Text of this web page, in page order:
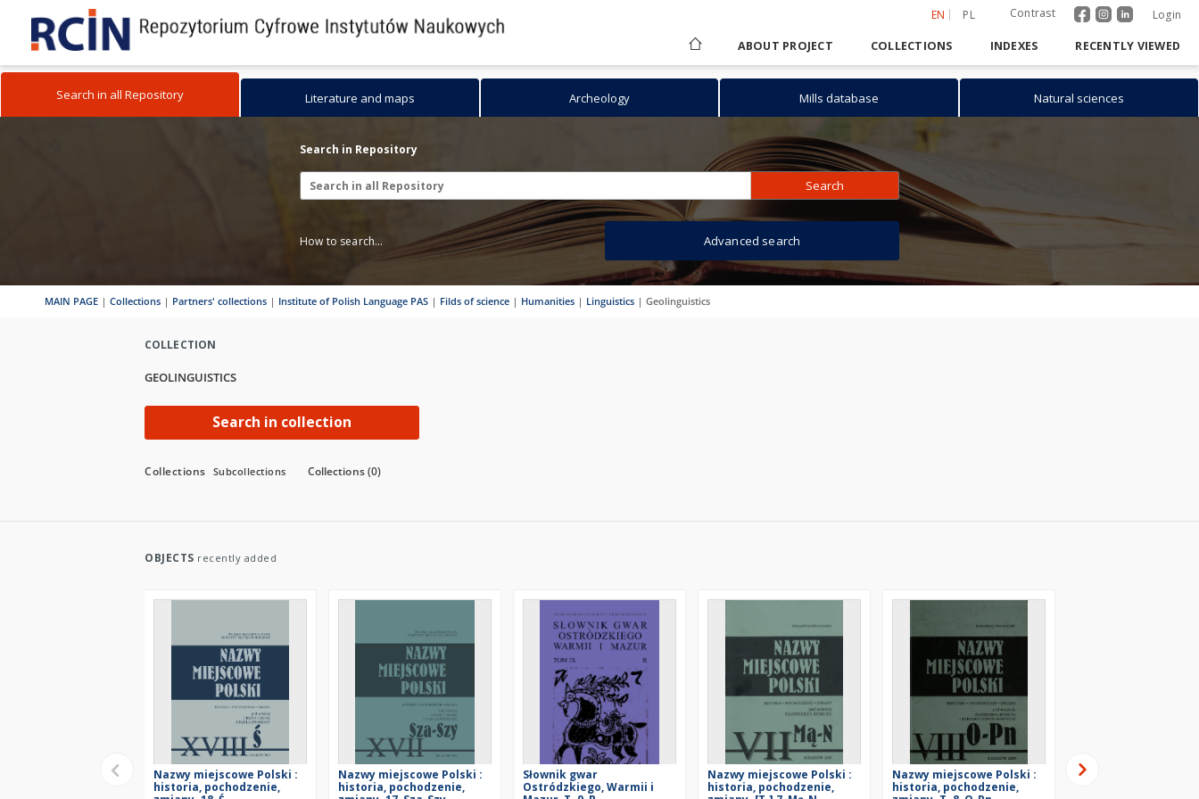
EN PL Contrast Login
ABOUT PROJECT COLLECTIONS INDEXES RECENTLY VIEWED
Search in all Repository Literature and maps Archeology Mills database Natural sciences
Search in Repository
Search
How to search... Advanced search
MAIN PAGE | Collections | Partners' collections | Institute of Polish Language PAS | Filds of science | Humanities | Linguistics | Geolinguistics
COLLECTION
GEOLINGUISTICS
Search in collection
Collections Subcollections Collections (0)
OBJECTS recently added
Nazwy miejscowe Polski :
historia, pochodzenie,
Nazwy miejscowe Polski :
historia, pochodzenie,
Słownik gwar
Ostródzkiego, Warmii i
Nazwy miejscowe Polski :
historia, pochodzenie,
Nazwy miejscowe Polski :
historia, pochodzenie,
Nazwy miejscowe